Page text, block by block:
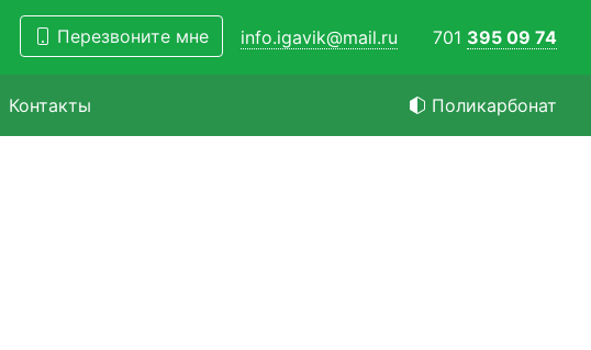
Перезвоните мне info.igavik@mail.ru 701 395 09 74
Контакты Поликарбонат